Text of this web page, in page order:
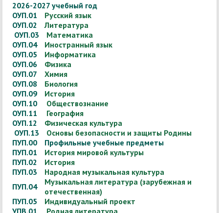
2026-2027 учебный год
ОУП.01
Русский язык
ОУП.02
Литература
ОУП.03
Математика
ОУП.04
Иностранный язык
ОУП.05
Информатика
ОУП.06
Физика
ОУП.07
Химия
ОУП.08
Биология
ОУП.09
История
ОУП.10
Обществознание
ОУП.11
География
ОУП.12
Физическая культура
ОУП.13
Основы безопасности и защиты Родины
ПУП.00
Профильные учебные предметы
ПУП.01
История мировой культуры
ПУП.02
История
ПУП.03
Народная музыкальная культура
ПУП.04
Музыкальная литература (зарубежная и
отечественная)
ПУП.05
Индивидуальный проект